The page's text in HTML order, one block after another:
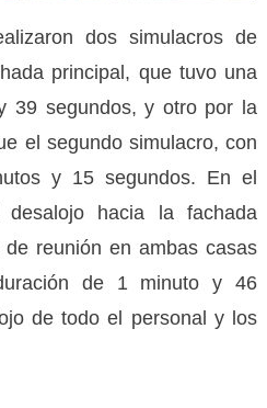
dos simulacros de
principal, que tuvo una
39 segundos, y otro por la
el segundo simulacro, con
y 15 segundos. En el
hacia la fachada
reunión en ambas casas
de 1 minuto y 46
de todo el personal y los